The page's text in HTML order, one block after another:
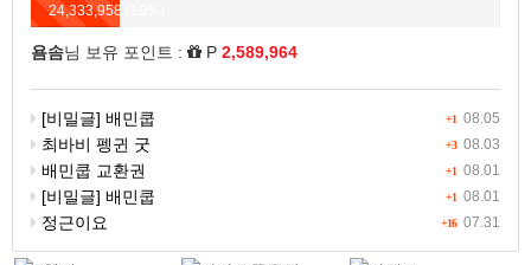
24,333,958 (19%)
욤솜님 보유 포인트 : P 2,589,964
+1 08.05
[비밀글] 배민쿱
+3 08.03
최바비 펭귄 굿
+1 08.01
배민쿱 교환권
+1 08.01
[비밀글] 배민쿱
+16 07.31
정근이요